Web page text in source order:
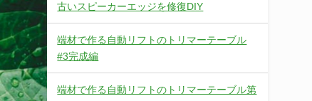
古いスピーカーエッジを修復DIY
端材で作る自動リフトのトリマーテーブル
#3完成編
端材で作る自動リフトのトリマーテーブル第